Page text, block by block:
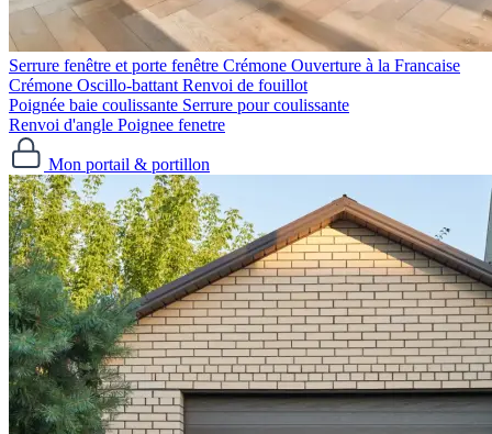
Serrure fenêtre et porte fenêtre Crémone Ouverture à la Francaise
Crémone Oscillo-battant Renvoi de fouillot
Poignée baie coulissante Serrure pour coulissante
Renvoi d'angle Poignee fenetre
Mon portail & portillon